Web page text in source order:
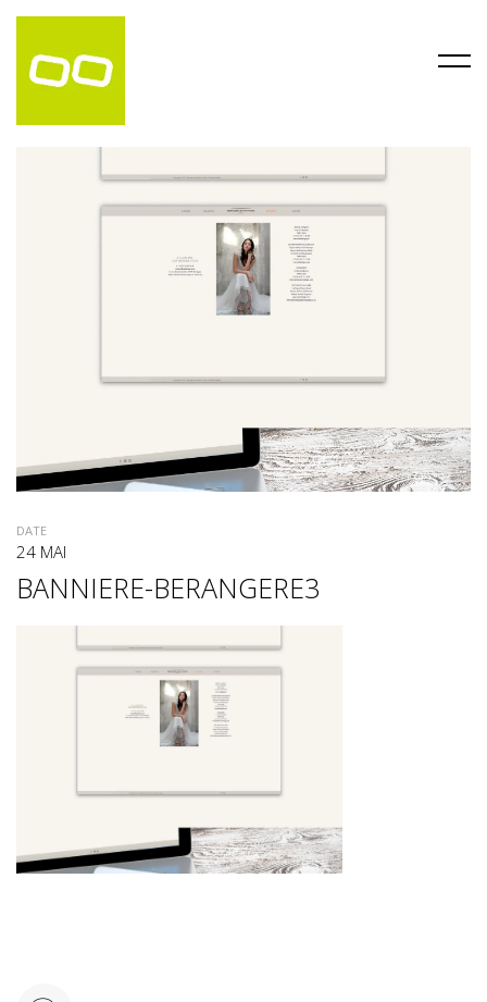
DATE
24 MAI
BANNIERE-BERANGERE3